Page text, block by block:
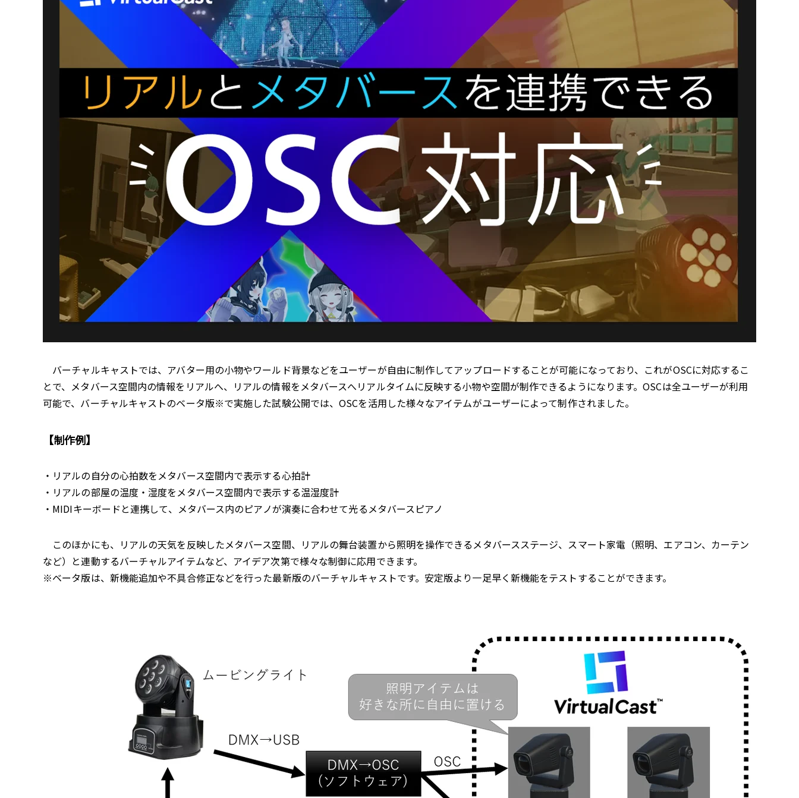
バーチャルキャストでは、アバター用の小物やワールド背景などをユーザーが自由に制作してアップロードすることが可能になっており、これがOSCに対応するこ
とで、メタバース空間内の情報をリアルへ、リアルの情報をメタバースへリアルタイムに反映する小物や空間が制作できるようになります。OSCは全ユーザーが利用
可能で、バーチャルキャストのベータ版※で実施した試験公開では、OSCを活用した様々なアイテムがユーザーによって制作されました。
【制作例】
・リアルの自分の心拍数をメタバース空間内で表示する心拍計
・リアルの部屋の温度・湿度をメタバース空間内で表示する温湿度計
・MIDIキーボードと連携して、メタバース内のピアノが演奏に合わせて光るメタバースピアノ
このほかにも、リアルの天気を反映したメタバース空間、リアルの舞台装置から照明を操作できるメタバースステージ、スマート家電（照明、エアコン、カーテン
など）と連動するバーチャルアイテムなど、アイデア次第で様々な制御に応用できます。
※ベータ版は、新機能追加や不具合修正などを行った最新版のバーチャルキャストです。安定版より一足早く新機能をテストすることができます。